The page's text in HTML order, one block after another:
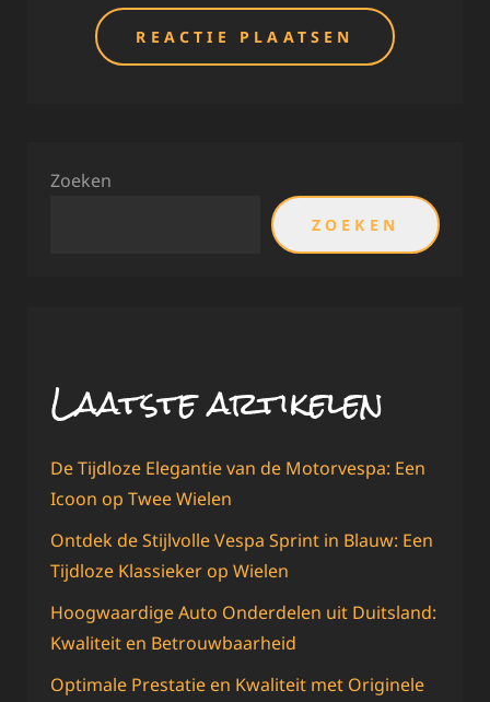
Zoeken
ZOEKEN
Laatste artikelen
De Tijdloze Elegantie van de Motorvespa: Een
Icoon op Twee Wielen
Ontdek de Stijlvolle Vespa Sprint in Blauw: Een
Tijdloze Klassieker op Wielen
Hoogwaardige Auto Onderdelen uit Duitsland:
Kwaliteit en Betrouwbaarheid
Optimale Prestatie en Kwaliteit met Originele